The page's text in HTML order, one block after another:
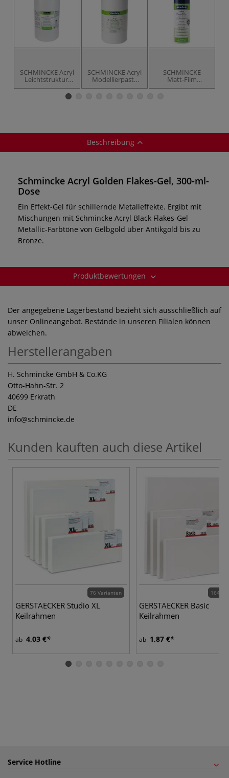
SCHMINCKE Acryl
Leichtstruktur-
Paste
SCHMINCKE Acryl
Modellierpaste
fein
SCHMINCKE
Matt-Film
Aerospray
Beschreibung
Schmincke Acryl Golden Flakes-Gel, 300-ml-
Dose
Ein Effekt-Gel für schillernde Metalleffekte. Ergibt mit
Mischungen mit Schmincke Acryl Black Flakes-Gel
Metallic-Farbtöne von Gelbgold über Antikgold bis zu
Bronze.
Produktbewertungen
Der angegebene Lagerbestand bezieht sich ausschließlich auf
unser Onlineangebot. Bestände in unseren Filialen können
abweichen.
Herstellerangaben
H. Schmincke GmbH & Co.KG
Otto-Hahn-Str. 2
40699 Erkrath
DE
info@schmincke.de
Kunden kauften auch diese Artikel
76 Varianten
GERSTAECKER Studio XL
Keilrahmen
ab 4,03 €
164
GERSTAECKER Basic
Keilrahmen
ab 1,87 €
Service Hotline